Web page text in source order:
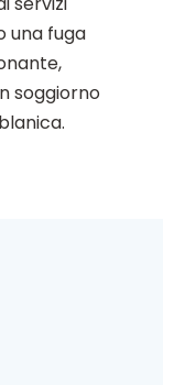
una fuga
soggiorno